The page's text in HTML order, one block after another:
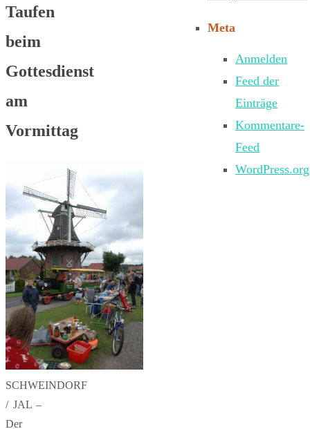
Taufen
beim
Gottesdienst
am
Vormittag
SCHWEINDORF
/ JAL –
Der
Meta
Anmelden
Feed der
Einträge
Kommentare-
Feed
WordPress.org